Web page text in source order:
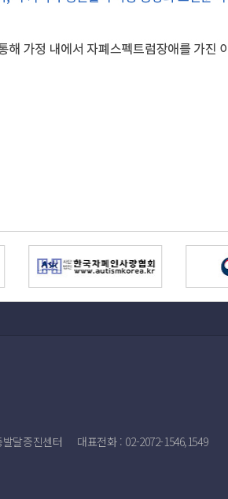
달증진센터
대표전화 : 02-2072-1546,1549